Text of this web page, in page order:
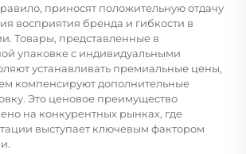
приносят положительную отдачу
восприятия бренда и гибкости в
Товары, представленные в
упаковке с индивидуальными
устанавливать премиальные цены,
компенсируют дополнительные
Это ценовое преимущество
на конкурентных рынках, где
выступает ключевым фактором